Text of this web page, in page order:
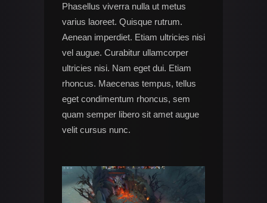
Phasellus viverra nulla ut metus
varius laoreet. Quisque rutrum.
Aenean imperdiet. Etiam ultricies nisi
vel augue. Curabitur ullamcorper
ultricies nisi. Nam eget dui. Etiam
rhoncus. Maecenas tempus, tellus
eget condimentum rhoncus, sem
quam semper libero sit amet augue
velit cursus nunc.